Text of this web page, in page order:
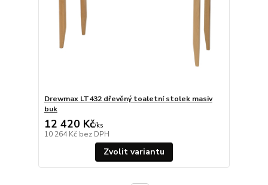
Drewmax LT432 dřevěný toaletní stolek masiv
buk
12 420 Kč/ks
10 264 Kč bez DPH
Zvolit variantu